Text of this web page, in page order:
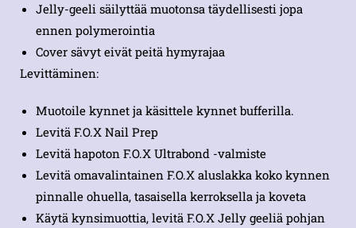
Jelly-geeli säilyttää muotonsa täydellisesti jopa
ennen polymerointia
Cover sävyt eivät peitä hymyrajaa
Levittäminen:
Muotoile kynnet ja käsittele kynnet bufferilla.
Levitä F.O.X Nail Prep
Levitä hapoton F.O.X Ultrabond -valmiste
Levitä omavalintainen F.O.X aluslakka koko kynnen
pinnalle ohuella, tasaisella kerroksella ja koveta
Käytä kynsimuottia, levitä F.O.X Jelly geeliä pohjan